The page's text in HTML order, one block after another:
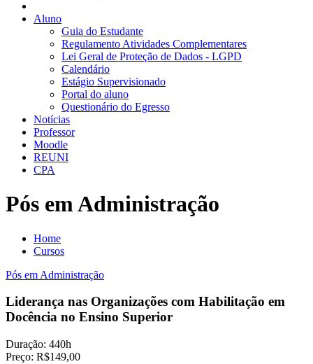
Aluno
Guia do Estudante
Regulamento Atividades Complementares
Lei Geral de Proteção de Dados - LGPD
Calendário
Estágio Supervisionado
Portal do aluno
Questionário do Egresso
Notícias
Professor
Moodle
REUNI
CPA
Pós em Administração
Home
Cursos
Pós em Administração
Liderança nas Organizações com Habilitação em
Docência no Ensino Superior
Duração: 440h
Preço: R$149,00